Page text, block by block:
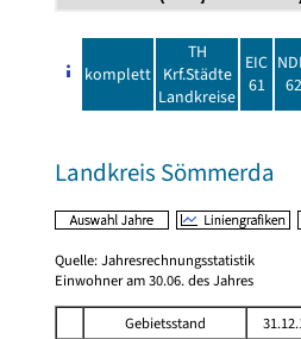
komplett
TH
Krf.Städte
Landkreise
EIC
61
62
Landkreis Sömmerda
Quelle: Jahresrechnungsstatistik
Einwohner am 30.06. des Jahres
Gebietsstand